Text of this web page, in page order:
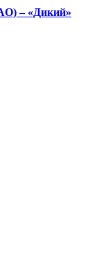
– «Дикий»